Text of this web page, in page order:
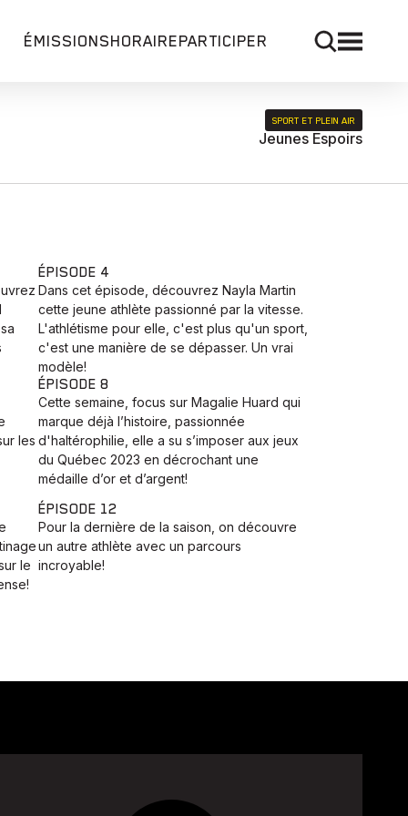
ÉMISSIONSHORAIREPARTICIPER
SPORT ET PLEIN AIR
Jeunes Espoirs
ÉPISODE 4
Dans cet épisode, découvrez Nayla Martin
cette jeune athlète passionné par la vitesse.
L'athlétisme pour elle, c'est plus qu'un sport,
c'est une manière de se dépasser. Un vrai
modèle!
les
ÉPISODE 8
Cette semaine, focus sur Magalie Huard qui
marque déjà l’histoire, passionnée
d'haltérophilie, elle a su s’imposer aux jeux
du Québec 2023 en décrochant une
médaille d’or et d’argent!
le
ÉPISODE 12
Pour la dernière de la saison, on découvre
un autre athlète avec un parcours
incroyable!